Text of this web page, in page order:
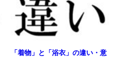
「着物」と「浴衣」の違い・意